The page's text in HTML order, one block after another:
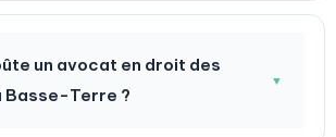
un avocat en droit des
Basse-Terre ?
▼